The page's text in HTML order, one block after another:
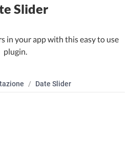
Slider
in your app with this easy to use
plugin.
Date Slider